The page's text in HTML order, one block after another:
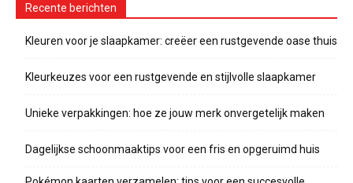
Recente berichten
Kleuren voor je slaapkamer: creëer een rustgevende oase thuis
Kleurkeuzes voor een rustgevende en stijlvolle slaapkamer
Unieke verpakkingen: hoe ze jouw merk onvergetelijk maken
Dagelijkse schoonmaaktips voor een fris en opgeruimd huis